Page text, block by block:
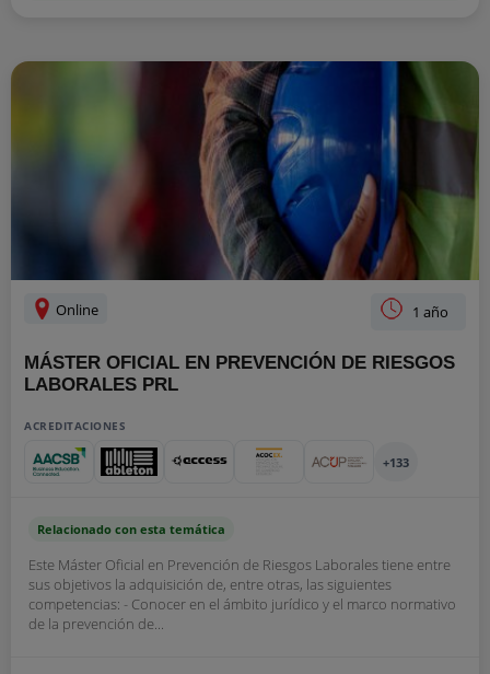
Online 1 año
MÁSTER OFICIAL EN PREVENCIÓN DE RIESGOS
LABORALES PRL
ACREDITACIONES
+133
Relacionado con esta temática
Este Máster Oficial en Prevención de Riesgos Laborales tiene entre
sus objetivos la adquisición de, entre otras, las siguientes
competencias: - Conocer en el ámbito jurídico y el marco normativo
de la prevención de...